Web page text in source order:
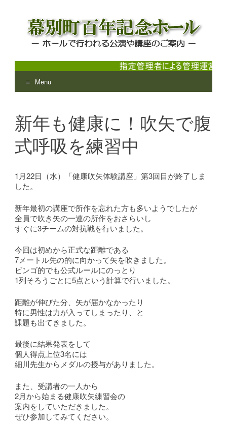
幕別町百年記念ホール
ホールで行われる公演や講座のご案内
Menu
content
新年も健康に！吹矢で腹
式呼吸を練習中
1月22日（水）「健康吹矢体験講座」第3回目が終了しま
した。
新年最初の講座で所作を忘れた方も多いようでしたが
全員で吹き矢の一連の所作をおさらいし
すぐに3チームの対抗戦を行いました。
今回は初めから正式な距離である
7メートル先の的に向かって矢を吹きました。
ビンゴ的でも公式ルールにのっとり
1列そろうごとに5点という計算で行いました。
距離が伸びた分、矢が届かなかったり
特に男性は力が入ってしまったり、と
課題も出てきました。
最後に結果発表をして
個人得点上位3名には
細川先生からメダルの授与がありました。
また、受講者の一人から
2月から始まる健康吹矢練習会の
案内をしていただきました。
ぜひ参加してみてください。